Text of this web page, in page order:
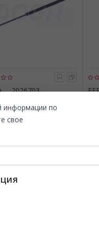
информации по
свое
2026703
DOGA 2026703
₽ Все цены